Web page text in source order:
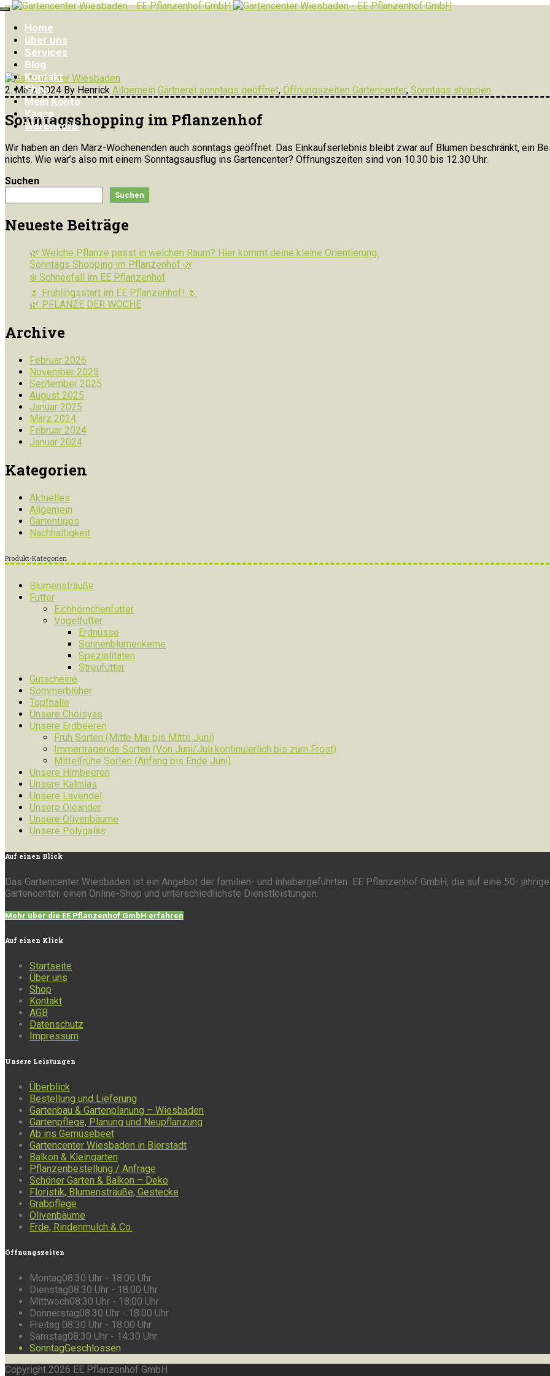
Home
über uns
Services
Blog
Kontakt
Shop
Mein Konto
Kasse
Warenkorb
2. März 2024 By Henrick Allgemein Gärtnerei sonntags geöffnet, Öffnungszeiten Gartencenter, Sonntags shoppen
Sonntagsshopping im Pflanzenhof
Wir haben an den März-Wochenenden auch sonntags geöffnet. Das Einkaufserlebnis bleibt zwar auf Blumen beschränkt, ein
nichts. Wie wär’s also mit einem Sonntagsausflug ins Gartencenter? Öffnungszeiten sind von 10.30 bis 12.30 Uhr.
Suchen
Suchen
Neueste Beiträge
🌿 Welche Pflanze passt in welchen Raum? Hier kommt deine kleine Orientierung:
Sonntags Shopping im Pflanzenhof 🌿
❄️ Schneefall im EE Pflanzenhof
🌷 Frühlingsstart im EE Pflanzenhof! 🌷
🌿 PFLANZE DER WOCHE
Archive
Februar 2026
November 2025
September 2025
August 2025
Januar 2025
März 2024
Februar 2024
Januar 2024
Kategorien
Aktuelles
Allgemein
Gartentipps
Nachhaltigkeit
Produkt-Kategorien
Blumensträuße
Futter
Eichhörnchenfutter
Vogelfutter
Erdnüsse
Sonnenblumenkerne
Spezialitäten
Streufutter
Gutscheine
Sommerblüher
Topfhalle
Unsere Choisyas
Unsere Erdbeeren
Früh Sorten (Mitte Mai bis Mitte Juni)
Immertragende Sorten (Von Juni/Juli kontinuierlich bis zum Frost)
Mittelfrühe Sorten (Anfang bis Ende Juni)
Unsere Himbeeren
Unsere Kalmias
Unsere Lavendel
Unsere Oleander
Unsere Olivenbäume
Unsere Polygalas
Auf einen Blick
Das Gartencenter Wiesbaden ist ein Angebot der familien- und inhabergeführten EE Pflanzenhof GmbH, die auf eine 50-
Gartencenter, einen Online-Shop und unterschiedlichste Dienstleistungen.
Mehr über die EE Pflanzenhof GmbH erfahren
Auf einen Klick
Startseite
Über uns
Shop
Kontakt
AGB
Datenschutz
Impressum
Unsere Leistungen
Überblick
Bestellung und Lieferung
Gartenbau & Gartenplanung – Wiesbaden
Gartenpflege, Planung und Neupflanzung
Ab ins Gemüsebeet
Gartencenter Wiesbaden in Bierstadt
Balkon & Kleingarten
Pflanzenbestellung / Anfrage
Schöner Garten & Balkon – Deko
Floristik, Blumensträuße, Gestecke
Grabpflege
Olivenbäume
Erde, Rindenmulch & Co.
Öffnungszeiten
Montag08:30 Uhr - 18:00 Uhr
Dienstag08:30 Uhr - 18:00 Uhr
Mittwoch08:30 Uhr - 18:00 Uhr
Donnerstag08:30 Uhr - 18:00 Uhr
Freitag 08:30 Uhr - 18:00 Uhr
Samstag08:30 Uhr - 14:30 Uhr
SonntagGeschlossen
Copyright 2026 EE Pflanzenhof GmbH